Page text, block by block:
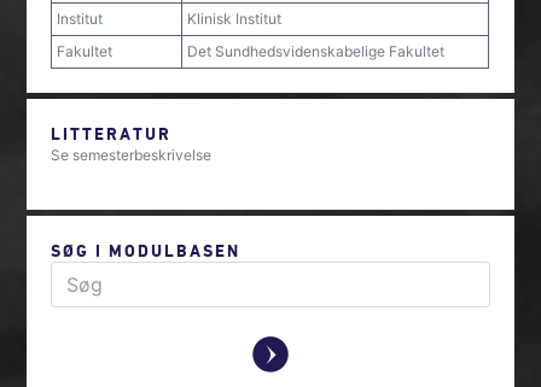
Institut
Klinisk Institut
Fakultet
Det Sundhedsvidenskabelige Fakultet
LITTERATUR
Se semesterbeskrivelse
SØG I MODULBASEN
y